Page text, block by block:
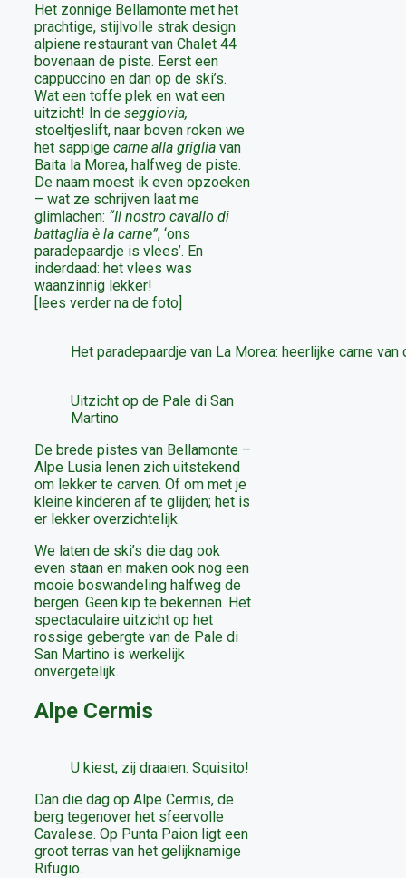
Het zonnige Bellamonte met het
prachtige, stijlvolle strak design
alpiene restaurant van Chalet 44
bovenaan de piste. Eerst een
cappuccino en dan op de ski’s.
Wat een toffe plek en wat een
uitzicht! In de seggiovia,
stoeltjeslift, naar boven roken we
het sappige carne alla griglia van
Baita la Morea, halfweg de piste.
De naam moest ik even opzoeken
– wat ze schrijven laat me
glimlachen: “Il nostro cavallo di
battaglia è la carne”, ‘ons
paradepaardje is vlees’. En
inderdaad: het vlees was
waanzinnig lekker!
[lees verder na de foto]
Het paradepaardje van La Morea: heerlijke carne
Uitzicht op de Pale di San
Martino
De brede pistes van Bellamonte –
Alpe Lusia lenen zich uitstekend
om lekker te carven. Of om met je
kleine kinderen af te glijden; het is
er lekker overzichtelijk.
We laten de ski’s die dag ook
even staan en maken ook nog een
mooie boswandeling halfweg de
bergen. Geen kip te bekennen. Het
spectaculaire uitzicht op het
rossige gebergte van de Pale di
San Martino is werkelijk
onvergetelijk.
Alpe Cermis
U kiest, zij draaien. Squisito!
Dan die dag op Alpe Cermis, de
berg tegenover het sfeervolle
Cavalese. Op Punta Paion ligt een
groot terras van het gelijknamige
Rifugio.